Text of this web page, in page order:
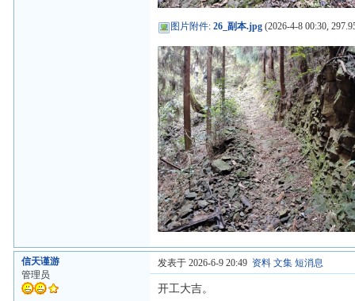
图片附件:26_副本.jpg (2026-4-8 00:30,
信天谨游
管理员
发表于 2026-6-9 20:49 资料 文集 短消息
开工大吉。